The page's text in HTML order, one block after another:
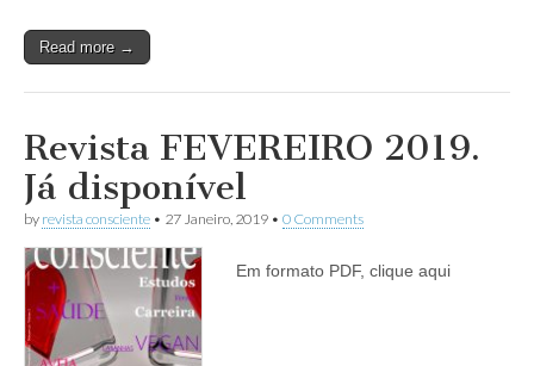
Read more →
Revista FEVEREIRO 2019.
Já disponível
by revista consciente • 27 Janeiro, 2019 • 0 Comments
Em formato PDF, clique aqui